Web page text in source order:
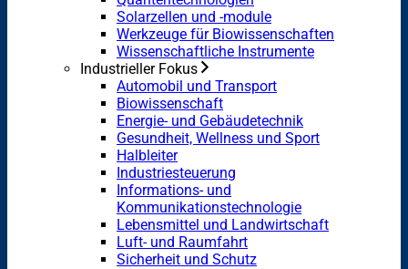
Solarzellen und -module
Werkzeuge für Biowissenschaften
Wissenschaftliche Instrumente
Industrieller Fokus
Automobil und Transport
Biowissenschaft
Energie- und Gebäudetechnik
Gesundheit, Wellness und Sport
Halbleiter
Industriesteuerung
Informations- und
Kommunikationstechnologie
Lebensmittel und Landwirtschaft
Luft- und Raumfahrt
Sicherheit und Schutz